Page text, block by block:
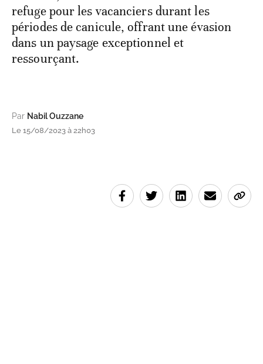
refuge pour les vacanciers durant les
périodes de canicule, offrant une évasion
dans un paysage exceptionnel et
ressourçant.
Par Nabil Ouzzane
Le 15/08/2023 à 22h03